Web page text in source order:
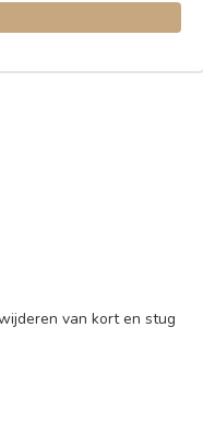
van kort en stug